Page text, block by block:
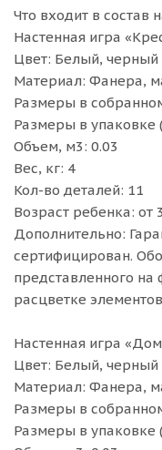
Что входит в состав
Настенная игра
Цвет: Белый, черный
Материал: Фанера,
Размеры в
Размеры в упаковке
Объем, м3: 0.03
Вес, кг: 4
Кол-во деталей: 11
Возраст ребенка: от
Дополнительно:
сертифицирован.
представленного на
расцветке
Настенная игра
Цвет: Белый, черный
Материал: Фанера,
Размеры в
Размеры в упаковке